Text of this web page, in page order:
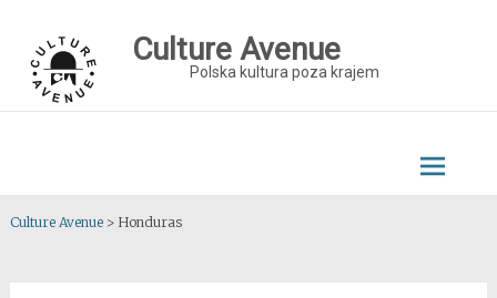
content
Culture Avenue
Polska kultura poza krajem
Culture Avenue> Honduras